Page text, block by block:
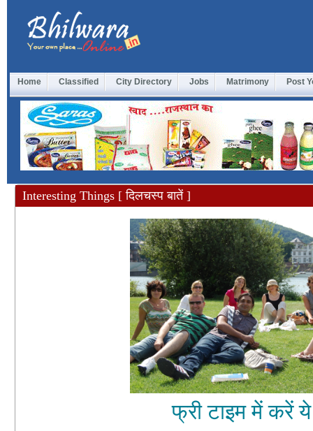
Home Classified City Directory Jobs Matrimony Post
Interesting Things [ दिलचस्प बातें ]
फ्री टाइम में करें